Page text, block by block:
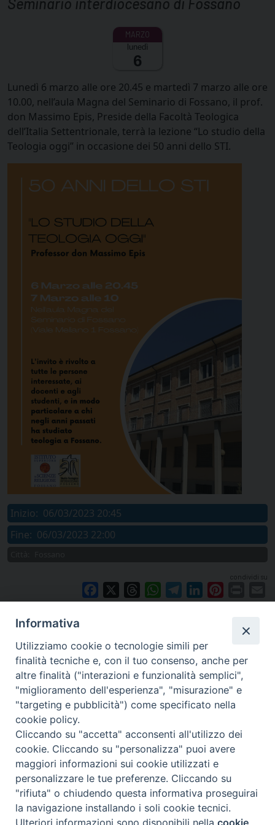
lunedì
6
Lunedì 6 marzo alle ore 20.45 e martedì 7 marzo alle ore
10.00, nell’aula Magna del Seminario di Fossano, il prof.
don Massimo Epis, Preside della Facoltà Teologica
dell’Italia Settentrionale, terrà la lezione “Lo studio della
Teologia oggi” in occasione dei 50 anni dello STI.
Inizio: 06/03/2023 20:45
Fine: 06/03/2023 22:00
condividi su
Facebook ThreadsWhatsAppTelegramLinkedIn
via Amedeo Rossi, 28 - 12100 Cuneo
segreteriagenerale@diocesicuneofossano.it
c.f. 96017380047
Informativa
Utilizziamo cookie o tecnologie simili per
finalità tecniche e, con il tuo consenso, anche per
altre finalità ("interazioni e funzionalità semplici",
"miglioramento dell'esperienza", "misurazione" e
"targeting e pubblicità") come specificato nella
cookie policy.
Cliccando su "accetta" acconsenti all'utilizzo dei
cookie. Cliccando su "personalizza" puoi avere
maggiori informazioni sui cookie utilizzati e
personalizzare le tue preferenze. Cliccando su
"rifiuta" o chiudendo questa informativa proseguirai
la navigazione installando i soli cookie tecnici.